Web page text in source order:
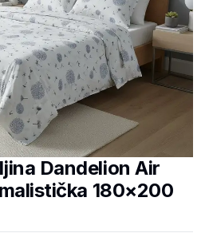
Dandelion Air
180×200